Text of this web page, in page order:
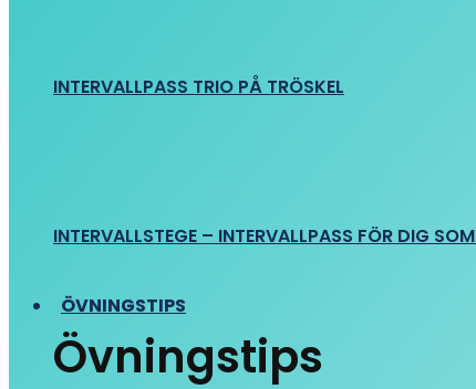
INTERVALLPASS TRIO PÅ TRÖSKEL
INTERVALLSTEGE – INTERVALLPASS FÖR DIG
ÖVNINGSTIPS
Övningstips